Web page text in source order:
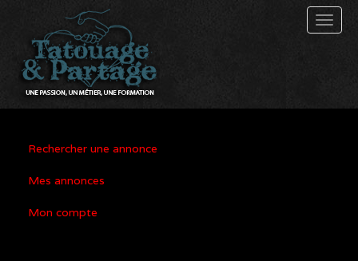
Rechercher une annonce
Mes annonces
Mon compte